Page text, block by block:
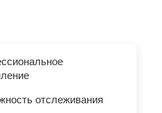
отслеживания